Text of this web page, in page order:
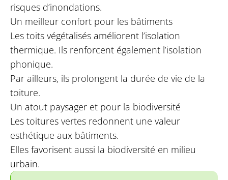
risques d’inondations.
Un meilleur confort pour les bâtiments
Les toits végétalisés améliorent l’isolation
thermique. Ils renforcent également l’isolation
phonique.
Par ailleurs, ils prolongent la durée de vie de la
toiture.
Un atout paysager et pour la biodiversité
Les toitures vertes redonnent une valeur
esthétique aux bâtiments.
Elles favorisent aussi la biodiversité en milieu
urbain.